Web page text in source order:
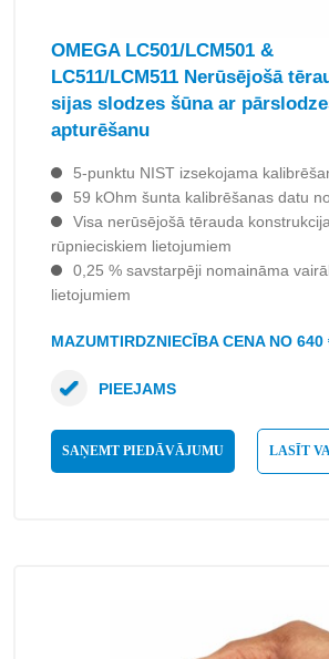
OMEGA LC501/LCM501 &
LC511/LCM511 Nerūsējošā
sijas slodzes šūna ar
apturēšanu
5-punktu NIST izsekojama
59 kOhm šunta kalibrēšanas datu
Visa nerūsējošā tērauda
rūpnieciskiem lietojumiem
0,25 % savstarpēji nomaināma
lietojumiem
MAZUMTIRDZNIECĪBA CENA NO 640
SAŅEMT PIEDĀVĀJUMU LASĪT
PIEEJAMS